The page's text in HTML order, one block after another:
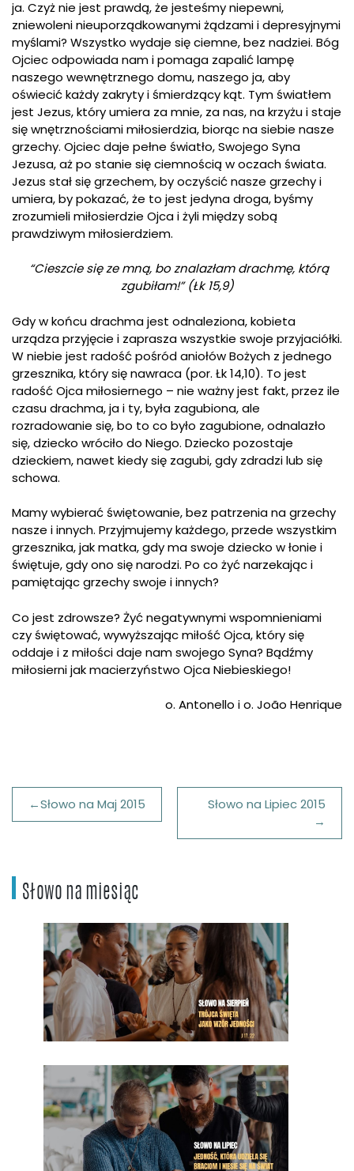
ja. Czyż nie jest prawdą, że jesteśmy niepewni,
zniewoleni nieuporządkowanymi żądzami i depresyjnymi
myślami? Wszystko wydaje się ciemne, bez nadziei. Bóg
Ojciec odpowiada nam i pomaga zapalić lampę
naszego wewnętrznego domu, naszego ja, aby
oświecić każdy zakryty i śmierdzący kąt. Tym światłem
jest Jezus, który umiera za mnie, za nas, na krzyżu i staje
się wnętrznościami miłosierdzia, biorąc na siebie nasze
grzechy. Ojciec daje pełne światło, Swojego Syna
Jezusa, aż po stanie się ciemnością w oczach świata.
Jezus stał się grzechem, by oczyścić nasze grzechy i
umiera, by pokazać, że to jest jedyna droga, byśmy
zrozumieli miłosierdzie Ojca i żyli między sobą
prawdziwym miłosierdziem.
“Cieszcie się ze mną, bo znalazłam drachmę, którą
zgubiłam!” (Łk 15,9)
Gdy w końcu drachma jest odnaleziona, kobieta
urządza przyjęcie i zaprasza wszystkie swoje przyjaciółki.
W niebie jest radość pośród aniołów Bożych z jednego
grzesznika, który się nawraca (por. Łk 14,10). To jest
radość Ojca miłosiernego – nie ważny jest fakt, przez ile
czasu drachma, ja i ty, była zagubiona, ale
rozradowanie się, bo to co było zagubione, odnalazło
się, dziecko wróciło do Niego. Dziecko pozostaje
dzieckiem, nawet kiedy się zagubi, gdy zdradzi lub się
schowa.
Mamy wybierać świętowanie, bez patrzenia na grzechy
nasze i innych. Przyjmujemy każdego, przede wszystkim
grzesznika, jak matka, gdy ma swoje dziecko w łonie i
świętuje, gdy ono się narodzi. Po co żyć narzekając i
pamiętając grzechy swoje i innych?
Co jest zdrowsze? Żyć negatywnymi wspomnieniami
czy świętować, wywyższając miłość Ojca, który się
oddaje i z miłości daje nam swojego Syna? Bądźmy
miłosierni jak macierzyństwo Ojca Niebieskiego!
o. Antonello i o. João Henrique
Nawigacja
wpisu
Słowo na Maj 2015 Słowo na Lipiec 2015
Słowo na miesiąc